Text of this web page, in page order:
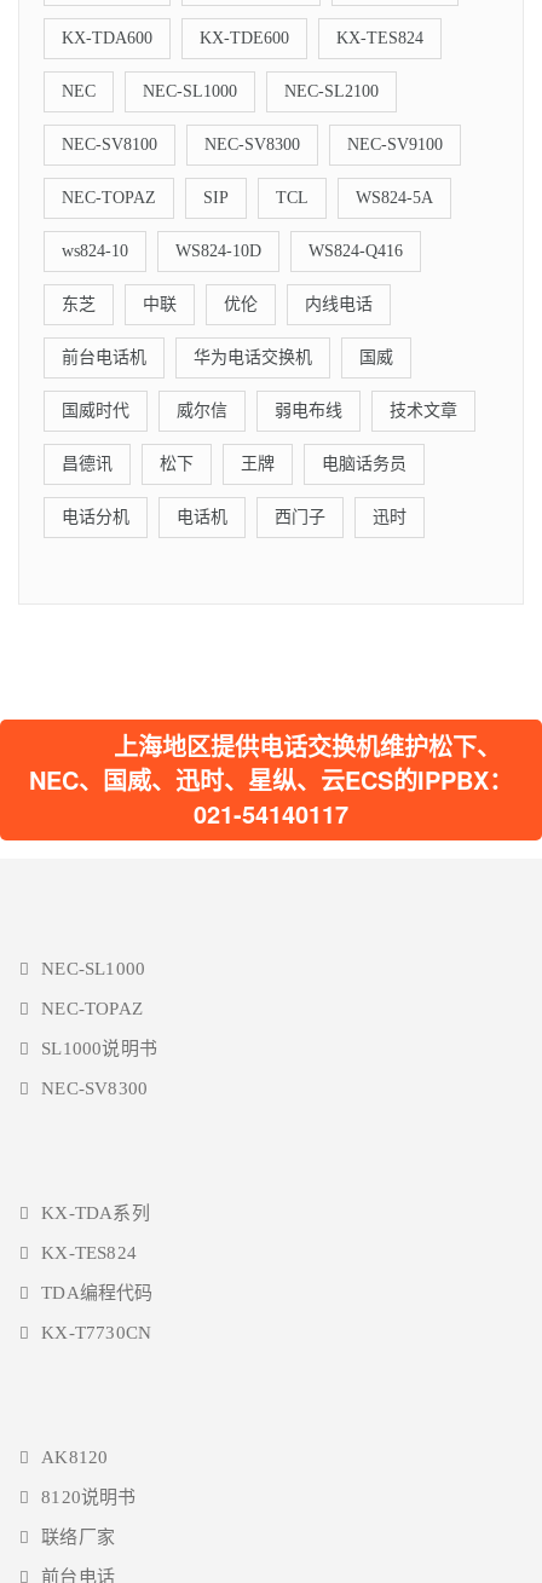
KX-TDA600 KX-TDE600 KX-TES824
NEC NEC-SL1000 NEC-SL2100
NEC-SV8100 NEC-SV8300 NEC-SV9100
NEC-TOPAZ SIP TCL WS824-5A
ws824-10 WS824-10D WS824-Q416
东芝 中联 优伦 内线电话
前台电话机 华为电话交换机 国威
国威时代 威尔信 弱电布线 技术文章
昌德讯 松下 王牌 电脑话务员
电话分机 电话机 西门子 迅时
上海地区提供电话交换机维护松下、
NEC、国威、迅时、星纵、云ECS的IPPBX：
021-54140117
NEC-SL1000
NEC-TOPAZ
SL1000说明书
NEC-SV8300
KX-TDA系列
KX-TES824
TDA编程代码
KX-T7730CN
AK8120
8120说明书
联络厂家
前台电话